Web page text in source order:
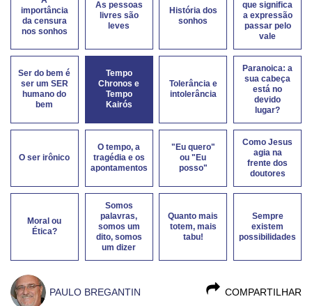
importância
da censura
nos sonhos
As pessoas
livres são
leves
História dos
sonhos
que significa
a expressão
passar pelo
vale
Ser do bem é
ser um SER
humano do
bem
Tempo
Chronos e
Tempo
Kairós
Tolerância e
intolerância
Paranoica: a
sua cabeça
está no
devido
lugar?
O ser irônico
O tempo, a
tragédia e os
apontamentos
"Eu quero"
ou "Eu
posso"
Como Jesus
agia na
frente dos
doutores
Moral ou
Ética?
Somos
palavras,
somos um
dito, somos
um dizer
Quanto mais
totem, mais
tabu!
Sempre
existem
possibilidades
COMPARTILHAR
PAULO BREGANTIN